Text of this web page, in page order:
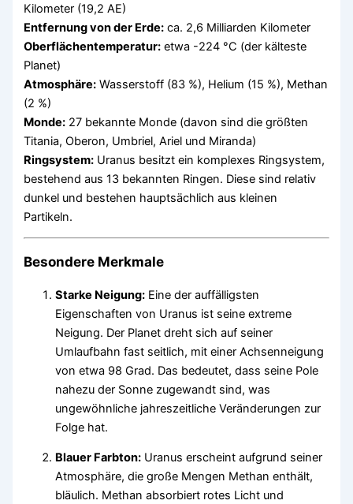
Kilometer (19,2 AE)
Entfernung von der Erde: ca. 2,6 Milliarden Kilometer
Oberflächentemperatur: etwa -224 °C (der kälteste
Planet)
Atmosphäre: Wasserstoff (83 %), Helium (15 %), Methan
(2 %)
Monde: 27 bekannte Monde (davon sind die größten
Titania, Oberon, Umbriel, Ariel und Miranda)
Ringsystem: Uranus besitzt ein komplexes Ringsystem,
bestehend aus 13 bekannten Ringen. Diese sind relativ
dunkel und bestehen hauptsächlich aus kleinen
Partikeln.
Besondere Merkmale
Starke Neigung: Eine der auffälligsten
Eigenschaften von Uranus ist seine extreme
Neigung. Der Planet dreht sich auf seiner
Umlaufbahn fast seitlich, mit einer Achsenneigung
von etwa 98 Grad. Das bedeutet, dass seine Pole
nahezu der Sonne zugewandt sind, was
ungewöhnliche jahreszeitliche Veränderungen zur
Folge hat.
Blauer Farbton: Uranus erscheint aufgrund seiner
Atmosphäre, die große Mengen Methan enthält,
bläulich. Methan absorbiert rotes Licht und